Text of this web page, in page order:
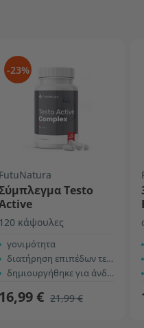
-23%
FutuNatura
Testo
120 κάψουλες
γονιμότητα
διατήρηση επιπέδων τεστοστερόνης
δημιουργήθηκε για άνδρες
16,99 € 21,99 €